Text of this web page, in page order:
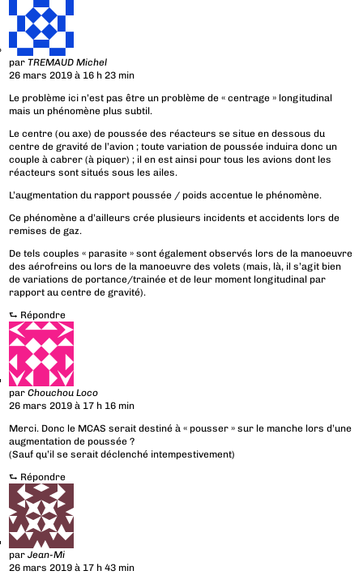
parTREMAUD Michel
26 mars 2019 à 16 h 23 min
Le problème ici n’est pas être un problème de « centrage » longitudinal
mais un phénomène plus subtil.
Le centre (ou axe) de poussée des réacteurs se situe en dessous du
centre de gravité de l’avion ; toute variation de poussée induira donc un
couple à cabrer (à piquer) ; il en est ainsi pour tous les avions dont les
réacteurs sont situés sous les ailes.
L’augmentation du rapport poussée / poids accentue le phénomène.
Ce phénomène a d’ailleurs crée plusieurs incidents et accidents lors de
remises de gaz.
De tels couples « parasite » sont également observés lors de la manoeuvre
des aérofreins ou lors de la manoeuvre des volets (mais, là, il s’agit bien
de variations de portance/trainée et de leur moment longitudinal par
rapport au centre de gravité).
⮑ Répondre
parChouchou Loco
26 mars 2019 à 17 h 16 min
Merci. Donc le MCAS serait destiné à « pousser » sur le manche lors d’une
augmentation de poussée ?
(Sauf qu’il se serait déclenché intempestivement)
⮑ Répondre
parJean-Mi
26 mars 2019 à 17 h 43 min